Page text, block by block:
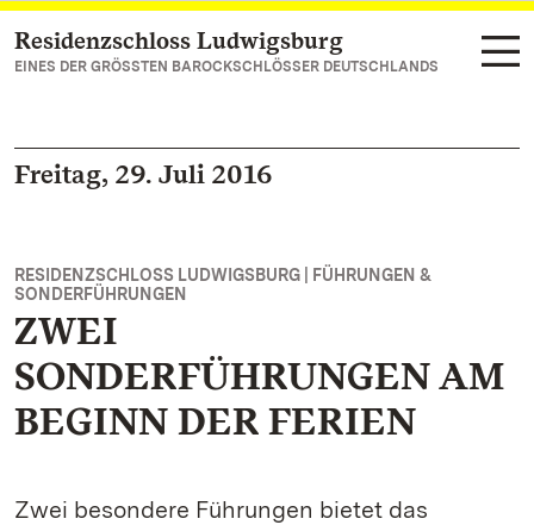
Zum Hauptinhalt springen
Residenzschloss Ludwigsburg
EINES DER GRÖSSTEN BAROCKSCHLÖSSER DEUTSCHLANDS
Freitag, 29. Juli 2016
RESIDENZSCHLOSS LUDWIGSBURG | FÜHRUNGEN &
SONDERFÜHRUNGEN
ZWEI
SONDERFÜHRUNGEN AM
BEGINN DER FERIEN
Zwei besondere Führungen bietet das